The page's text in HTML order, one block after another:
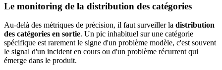
Le monitoring de la distribution des catégories
Au-delà des métriques de précision, il faut surveiller la distribution
des catégories en sortie. Un pic inhabituel sur une catégorie
spécifique est rarement le signe d'un problème modèle, c'est souvent
le signal d'un incident en cours ou d'un problème récurrent qui
émerge dans le produit.